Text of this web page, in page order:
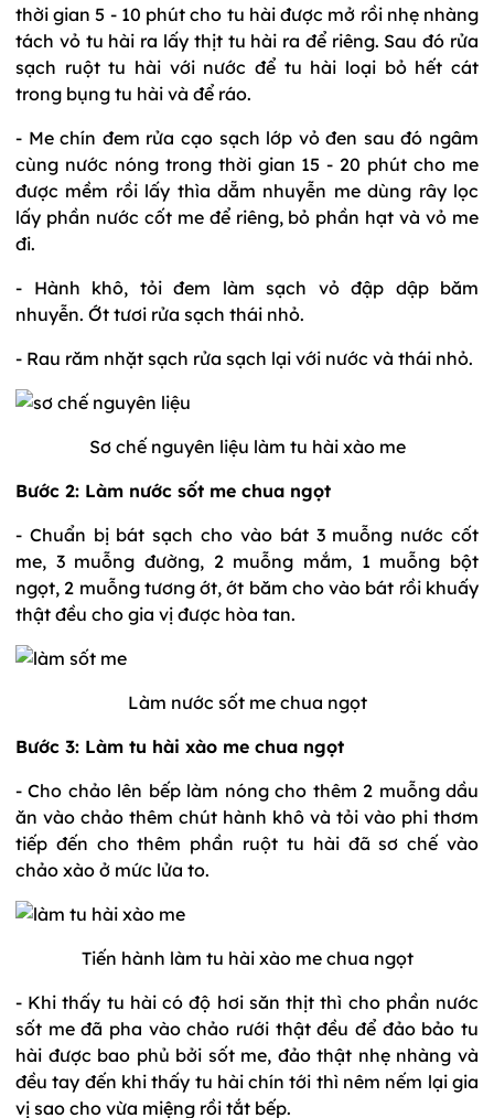
thời gian 5 - 10 phút cho tu hài được mở rồi nhẹ nhàng
tách vỏ tu hài ra lấy thịt tu hài ra để riêng. Sau đó rửa
sạch ruột tu hài với nước để tu hài loại bỏ hết cát
trong bụng tu hài và để ráo.
- Me chín đem rửa cạo sạch lớp vỏ đen sau đó ngâm
cùng nước nóng trong thời gian 15 - 20 phút cho me
được mềm rồi lấy thìa dẵm nhuyễn me dùng rây lọc
lấy phần nước cốt me để riêng, bỏ phần hạt và vỏ me
đi.
- Hành khô, tỏi đem làm sạch vỏ đập dập băm
nhuyễn. Ớt tươi rửa sạch thái nhỏ.
- Rau răm nhặt sạch rửa sạch lại với nước và thái nhỏ.
Sơ chế nguyên liệu làm tu hài xào me
Bước 2: Làm nước sốt me chua ngọt
- Chuẩn bị bát sạch cho vào bát 3 muỗng nước cốt
me, 3 muỗng đường, 2 muỗng mắm, 1 muỗng bột
ngọt, 2 muỗng tương ớt, ớt băm cho vào bát rồi khuấy
thật đều cho gia vị được hòa tan.
Làm nước sốt me chua ngọt
Bước 3: Làm tu hài xào me chua ngọt
- Cho chảo lên bếp làm nóng cho thêm 2 muỗng dầu
ăn vào chảo thêm chút hành khô và tỏi vào phi thơm
tiếp đến cho thêm phần ruột tu hài đã sơ chế vào
chảo xào ở mức lửa to.
Tiến hành làm tu hài xào me chua ngọt
- Khi thấy tu hài có độ hơi săn thịt thì cho phần nước
sốt me đã pha vào chảo rưới thật đều để đảo bảo tu
hài được bao phủ bởi sốt me, đảo thật nhẹ nhàng và
đều tay đến khi thấy tu hài chín tới thì nêm nếm lại gia
vị sao cho vừa miệng rồi tắt bếp.